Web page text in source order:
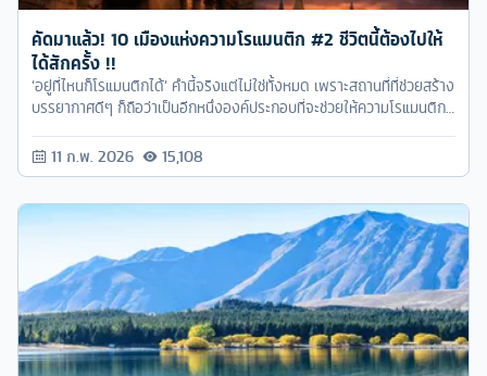
คัดมาแล้ว! 10 เมืองแห่งความโรแมนติก #2 ชีวิตนี้ต้องไปให้
ได้สักครั้ง !!
‘อยู่ที่ไหนก็โรแมนติกได้’ คำนี้จริงแต่ไม่ใช่ทั้งหมด เพราะสถานที่ที่ช่วยสร้าง
บรรยากาศดีๆ ก็ถือว่าเป็นอีกหนึ่งองค์ประกอบที่จะช่วยให้ความโรแมนติก
เดี๋ยวจะพาไปทำความรู้จักกับ 10 เมืองสุดโรแมนติกที่เหมาะกับคู่รักคู่ซี้สุดๆ
11 ก.พ. 2026 15,108